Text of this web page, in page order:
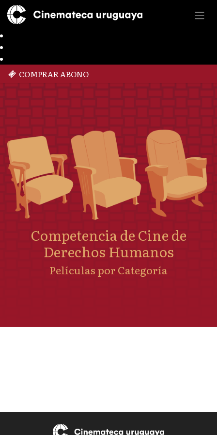
COMPRAR ABONO
Competencia de Cine de
Derechos Humanos
Películas por Categoría